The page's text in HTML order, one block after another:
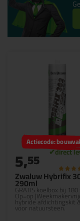
Zwaluw Hybrifix
290ml
GRATIS koelbox bij
Op=op
hybride afdichtingskit
voor natuursteen.
Actiecode:
5,55